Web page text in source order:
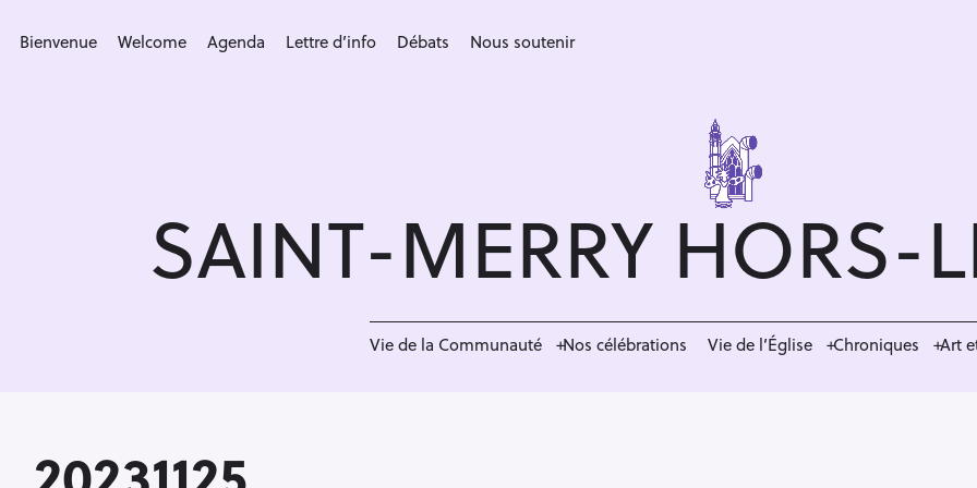
Bienvenue Welcome Agenda Lettre d’info Débats Nous soutenir
SAINT-MERRY HORS-
Vie de la Communauté Nos célébrations Vie de l’Église Chroniques Art